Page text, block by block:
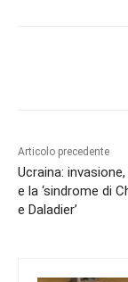
Articolo precedente
Ucraina:
e la ‘sindrome di
e Daladier’